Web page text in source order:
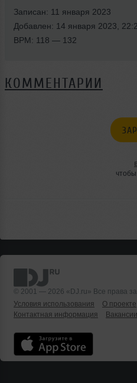
Записан: 11 января 2023
Добавлен: 14 января 2023,
BPM: 118 — 132
КОММЕНТАРИИ
© 2001 — 2026 «DJ.ru» Все права
Условия использования
О проекте
Контактная информация
Вакансии